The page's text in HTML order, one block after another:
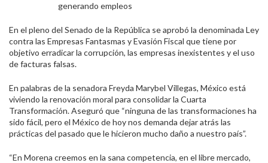
generando empleos
En el pleno del Senado de la República se aprobó la denominada Ley
contra las Empresas Fantasmas y Evasión Fiscal que tiene por
objetivo erradicar la corrupción, las empresas inexistentes y el uso
de facturas falsas.
En palabras de la senadora Freyda Marybel Villegas, México está
viviendo la renovación moral para consolidar la Cuarta
Transformación. Aseguró que “ninguna de las transformaciones ha
sido fácil, pero el México de hoy nos demanda dejar atrás las
prácticas del pasado que le hicieron mucho daño a nuestro país”.
“En Morena creemos en la sana competencia, en el libre mercado,